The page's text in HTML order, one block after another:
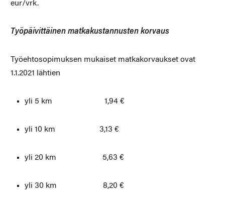
eur/vrk.
Työpäivittäinen matkakustannusten korvaus
Työehtosopimuksen mukaiset matkakorvaukset ovat
1.1.2021 lähtien
yli 5 km 1,94 €
yli 10 km 3,13 €
yli 20 km 5,63 €
yli 30 km 8,20 €